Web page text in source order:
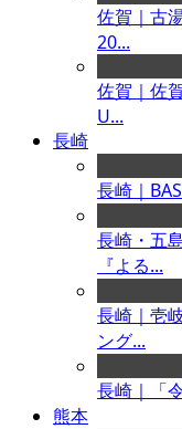
佐賀｜古
20...
佐賀｜佐
U...
長崎
長崎｜
長崎・五
『よる...
長崎｜壱
ング...
長崎｜「
熊本